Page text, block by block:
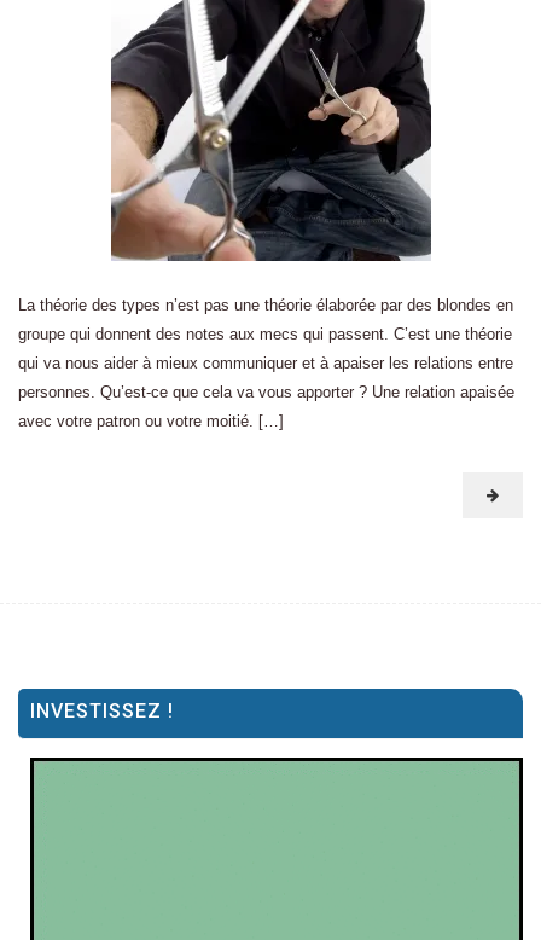
La théorie des types n’est pas une théorie élaborée par des blondes en
groupe qui donnent des notes aux mecs qui passent. C’est une théorie
qui va nous aider à mieux communiquer et à apaiser les relations entre
personnes. Qu’est-ce que cela va vous apporter ? Une relation apaisée
avec votre patron ou votre moitié. […]
INVESTISSEZ !